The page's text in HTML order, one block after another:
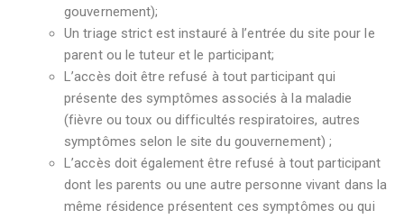
gouvernement);
Un triage strict est instauré à l’entrée du site pour le
parent ou le tuteur et le participant;
L’accès doit être refusé à tout participant qui
présente des symptômes associés à la maladie
(fièvre ou toux ou difficultés respiratoires, autres
symptômes selon le site du gouvernement) ;
L’accès doit également être refusé à tout participant
dont les parents ou une autre personne vivant dans la
même résidence présentent ces symptômes ou qui